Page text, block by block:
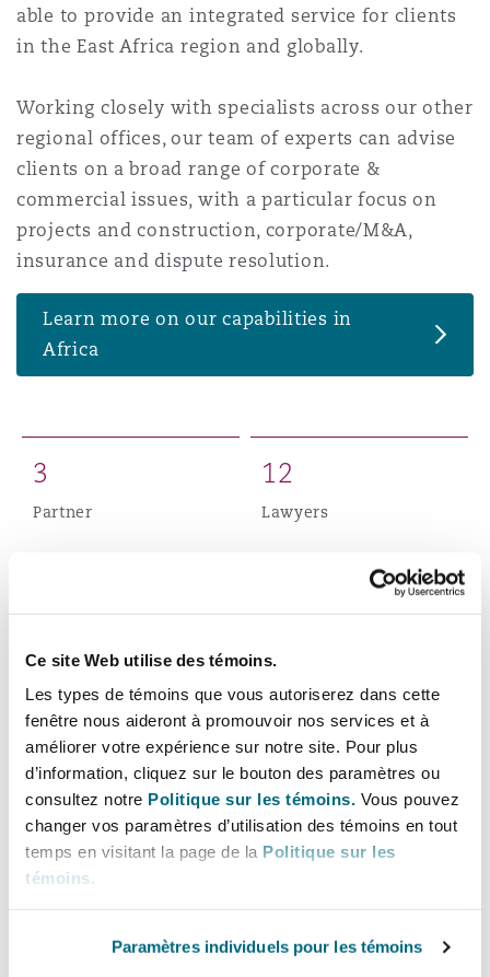
Ce site Web utilise des témoins.
Les types de témoins que vous autoriserez dans cette
fenêtre nous aideront à promouvoir nos services et à
améliorer votre expérience sur notre site. Pour plus
d’information, cliquez sur le bouton des paramètres ou
consultez notre Politique sur les témoins. Vous pouvez
changer vos paramètres d’utilisation des témoins en tout
temps en visitant la page de la Politique sur les
témoins.
Paramètres individuels pour les témoins
Entretien, réparation et
Droit aérien commercial
Droit réglementaire
Satellites et espace
Droit maritime
Risques politiques et crédit
produits
Assurance biens
Assurance spécialisée
Jersey
County
(D. C.)
able to provide an integrated service for clients
in the East Africa region and globally.
Working closely with specialists across our other
regional offices, our team of experts can advise
clients on a broad range of corporate &
commercial issues, with a particular focus on
projects and construction, corporate/M&A,
insurance and dispute resolution.
Learn more on our capabilities in
Africa
3
Partner
12
Lawyers
27 2020
Read more...
What clients say